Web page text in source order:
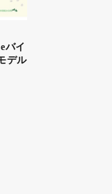
バイ
デル